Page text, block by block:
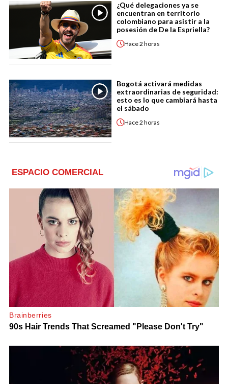
¿Qué delegaciones ya se
encuentran en territorio
colombiano para asistir a la
posesión de De la Espriella?
Hace2 horas
Bogotá activará medidas
extraordinarias de seguridad:
esto es lo que cambiará hasta
el sábado
Hace2 horas